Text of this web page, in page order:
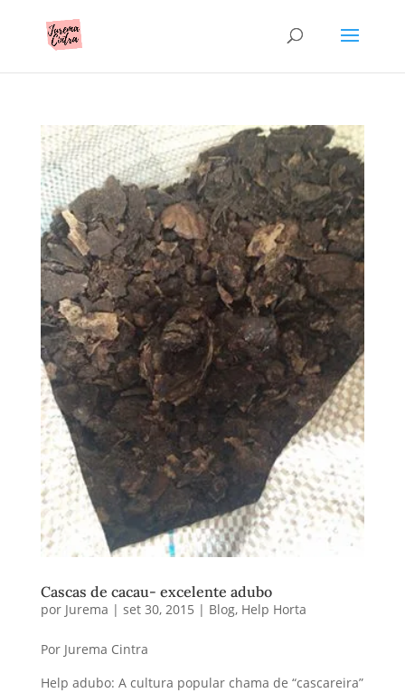
Cascas de cacau- excelente adubo
por Jurema | set 30, 2015 | Blog, Help Horta
Por Jurema Cintra
Help adubo: A cultura popular chama de “cascareira”